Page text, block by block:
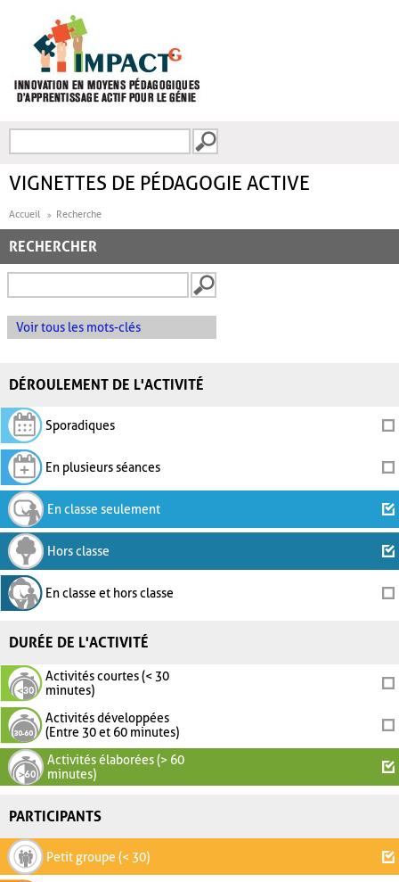
FORMULAIRE DE
VIGNETTES DE PÉDAGOGIE ACTIVE
Accueil Recherche
RECHERCHER
Voir tous les mots-clés
DÉROULEMENT DE L'ACTIVITÉ
Sporadiques
En plusieurs séances
En classe seulement
Hors classe
En classe et hors classe
DURÉE DE L'ACTIVITÉ
Activités courtes (< 30
minutes)
Activités développées
(Entre 30 et 60 minutes)
Activités élaborées (> 60
minutes)
PARTICIPANTS
Petit groupe (< 30)